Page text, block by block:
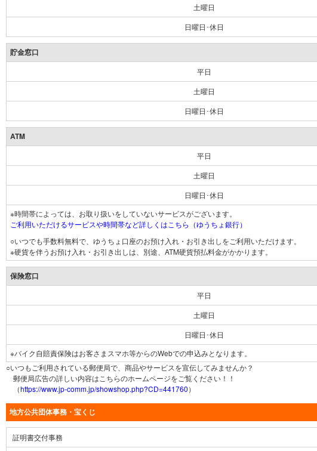
土曜日
日曜日･休日
貯金窓口
平日
土曜日
日曜日･休日
ATM
平日
土曜日
日曜日･休日
※時間帯によっては、お取り扱いをしていないサービスがございます。
ご利用いただけるサービスや時間帯など詳しくはこちら（ゆうちょ銀行）
○いつでも手数料無料で、ゆうちょ口座のお預け入れ・お引き出しをご利用いただけます。
※硬貨を伴うお預け入れ・お引き出しは、別途、ATM硬貨預払料金がかかります。
保険窓口
平日
土曜日
日曜日･休日
※バイク自賠責保険はお客さまスマホ等からのWebでの申込みとなります。
○いつもご利用されている郵便局で、商品やサービスを宣伝してみませんか？
郵便局広告の詳しい内容はこちらのホームページをご覧ください！！
（https://www.jp-comm.jp/showshop.php?CD=441760）
地方公共団体事務・宝くじ
証明書交付事務